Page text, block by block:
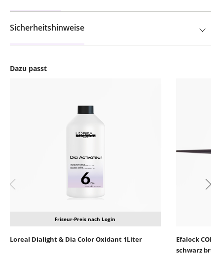
Dazu passt
Friseur-Preis nach Login
Loreal Dialight & Dia Color Oxidant 1Liter
Efalock
schwarz breit
Sicherheitshinweise